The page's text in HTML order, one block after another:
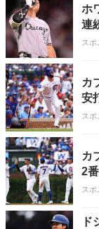
ホ
連
スポ
カ
安
スポ
カ
2
スポ